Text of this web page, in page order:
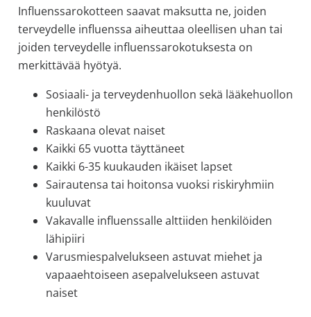
ry
Influenssarokotteen saavat maksutta ne, joiden
terveydelle influenssa aiheuttaa oleellisen uhan tai
joiden terveydelle influenssarokotuksesta on
merkittävää hyötyä.
Sosiaali- ja terveydenhuollon sekä lääkehuollon
henkilöstö
Raskaana olevat naiset
Kaikki 65 vuotta täyttäneet
Kaikki 6-35 kuukauden ikäiset lapset
Sairautensa tai hoitonsa vuoksi riskiryhmiin
kuuluvat
Vakavalle influenssalle alttiiden henkilöiden
lähipiiri
Varusmiespalvelukseen astuvat miehet ja
vapaaehtoiseen asepalvelukseen astuvat
naiset